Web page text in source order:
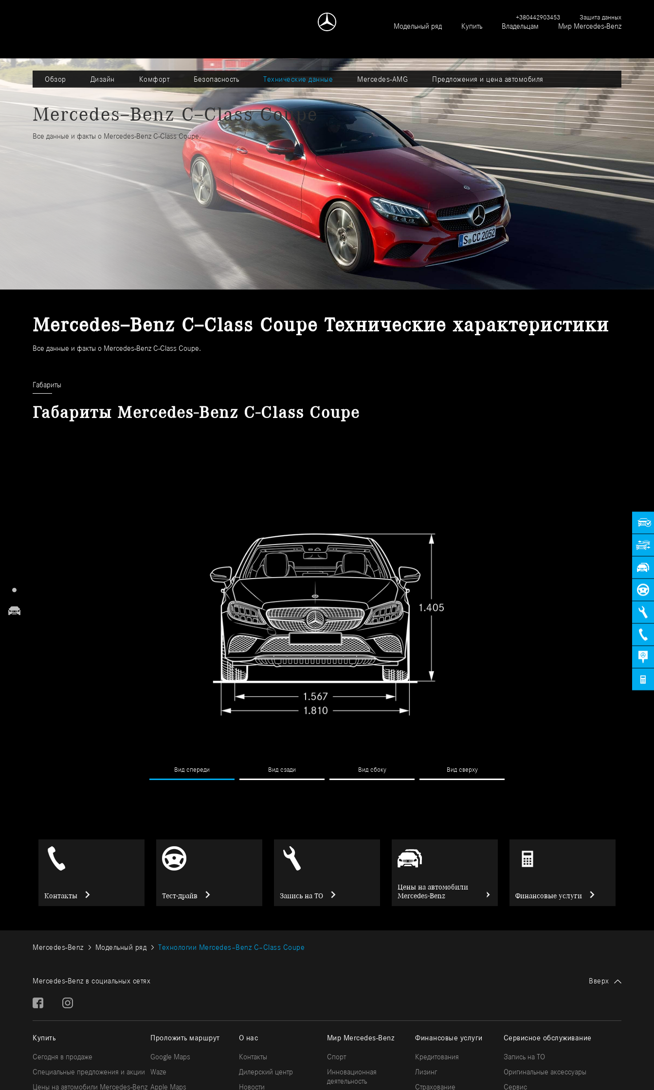
Защита данных
+380442903453
Модельный ряд Купить Владельцам Мир Mercedes-Benz
Обзор Дизайн Комфорт Безопасность Технические данные Mercedes-AMG Предложения и цена автомобиля
Mercedes–Benz C–Class Coupe
Все данные и факты о Mercedes-Benz C-Class Coupe.
Mercedes–Benz C–Class Coupe Технические характеристики
Все данные и факты о Mercedes-Benz C-Class Coupe.
Габариты
Габариты Mercedes-Benz C-Class Coupe
Вид спереди Вид сзади Вид сбоку Вид сверху
Контакты Тест-драйв Запись на ТО
Цены на автомобили
Mercedes-Benz
Финансовые услуги
Mercedes-Benz Модельный ряд Технологии Mercedes–Benz C–Class Coupe
Mercedes-Benz в социальных сетях Вверх
Купить
Сегодня в продаже
Специальные предложения и акции
Цены на автомобили Mercedes-Benz
Проложить маршрут
Google Maps
Waze
Apple Maps
О нас
Контакты
Дилерский центр
Новости
Мир Mercedes-Benz
Спорт
Инновационная
деятельность
Финансовые услуги
Кредитования
Лизинг
Страхование
Сервисное обслуживание
Запись на ТО
Оригинальные аксессуары
Сервис